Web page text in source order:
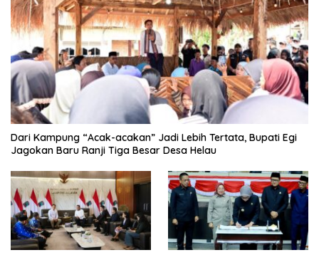
Dari Kampung “Acak-acakan” Jadi Lebih Tertata, Bupati Egi
Jagokan Baru Ranji Tiga Besar Desa Helau